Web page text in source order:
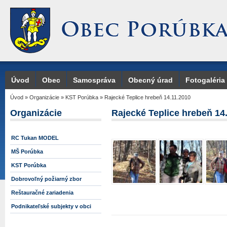
Úvod Obec Samospráva Obecný úrad Fotogaléria
Úvod » Organizácie » KST Porúbka » Rajecké Teplice hrebeň 14.11.2010
Organizácie
RC Tukan MODEL
MŠ Porúbka
KST Porúbka
Dobrovoľný požiarný zbor
Reštauračné zariadenia
Podnikateľské subjekty v obci
Rajecké Teplice hrebeň